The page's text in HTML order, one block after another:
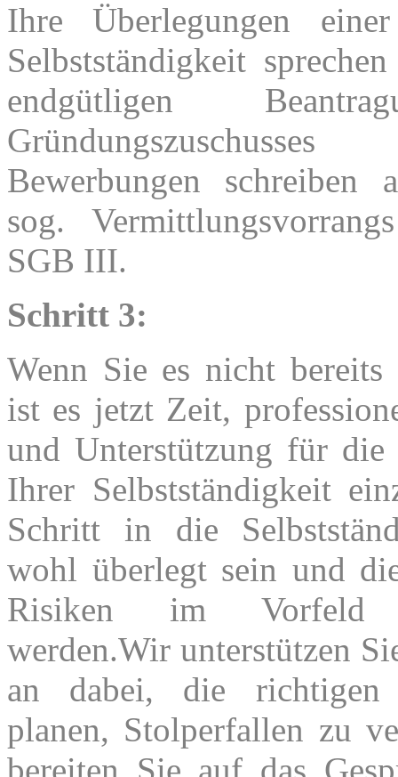
Ihre Überlegungen
Selbstständigkeit
endgütligen
Gründungszuschusses
Bewerbungen schreiben
sog.
SGB III.
Schritt 3:
Wenn Sie es nicht bereits
ist es jetzt Zeit,
und Unterstützung für die
Ihrer Selbstständigkeit
Schritt in die
wohl überlegt sein und
Risiken im Vorfeld
werden.Wir unterstützen
an dabei, die
planen, Stolperfallen zu